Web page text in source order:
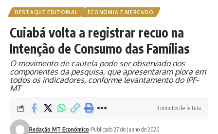
DESTAQUE EDITORIAL ECONOMIA E MERCADO
Cuiabá volta a registrar recuo na
Intenção de Consumo das Famílias
O movimento de cautela pode ser observado nos
componentes da pesquisa, que apresentaram piora em
todos os indicadores, conforme levantamento do IPF-
MT
Redação MT Econômico Publicado 27 de junho de 2026
3 minutos de leitura